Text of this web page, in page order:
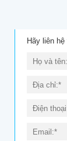
Hãy liên